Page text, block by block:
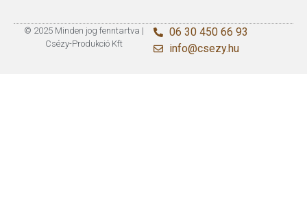
© 2025 Minden jog fenntartva |
Csézy-Produkció Kft
06 30 450 66 93
info@csezy.hu